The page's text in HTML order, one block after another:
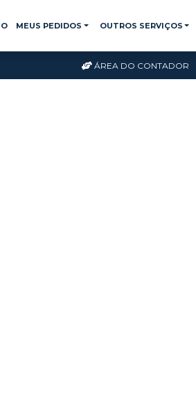
MEUS PEDIDOS OUTROS SERVIÇOS
ÁREA DO CONTADOR